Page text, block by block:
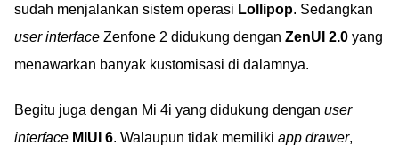
sudah menjalankan sistem operasi Lollipop. Sedangkan
user interface Zenfone 2 didukung dengan ZenUI 2.0 yang
menawarkan banyak kustomisasi di dalamnya.
Begitu juga dengan Mi 4i yang didukung dengan user
interface MIUI 6. Walaupun tidak memiliki app drawer,